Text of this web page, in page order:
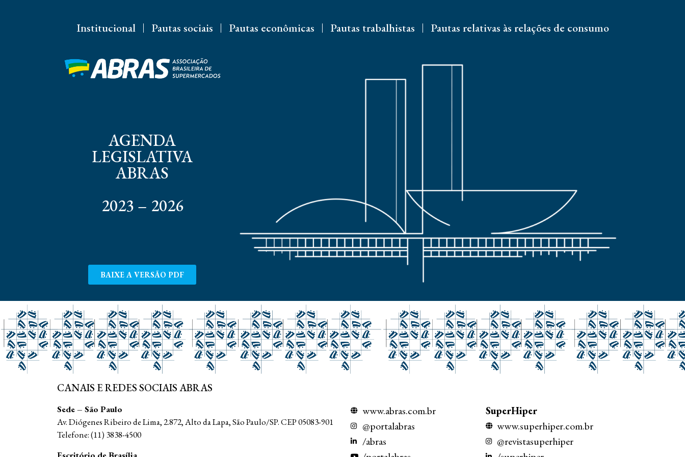
Institucional Pautas sociais Pautas econômicas Pautas trabalhistas Pautas relativas às relações de consumo
AGENDA
LEGISLATIVA
ABRAS
2023 – 2026
BAIXE A VERSÃO PDF
CANAIS E REDES SOCIAIS ABRAS
Sede – São Paulo
Av. Diógenes Ribeiro de Lima, 2.872, Alto da Lapa, São Paulo/SP. CEP 05083-901
Telefone: (11) 3838-4500
Escritório de Brasília
www.abras.com.br
@portalabras
/abras
SuperHiper
www.superhiper.com.br
@revistasuperhiper